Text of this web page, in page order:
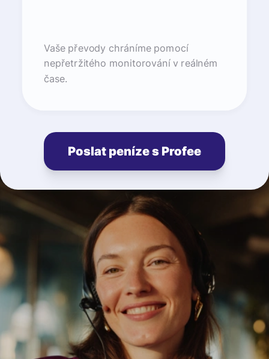
Vaše převody chráníme pomocí
nepřetržitého monitorování v reálném
čase.
Poslat peníze s Profee